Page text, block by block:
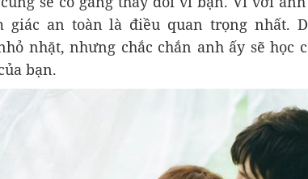
giác an toàn là điều quan trọng nhất.
nhặt, nhưng chắc chắn anh ấy sẽ học
bạn.